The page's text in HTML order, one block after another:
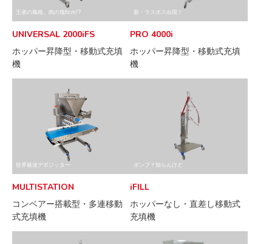
王者の風格、肉の塊6cm!?
UNIVERSAL 2000iFS
ホッパー昇降型・移動式充填
機
新・ラスボス出現！
PRO 4000i
ホッパー昇降型・移動式充填
機
世界最速デポジッター
MULTISTATION
コンベアー搭載型・多連移動
式充填機
ポンプ？知らんけど
iFILL
ホッパーなし・直差し移動式
充填機